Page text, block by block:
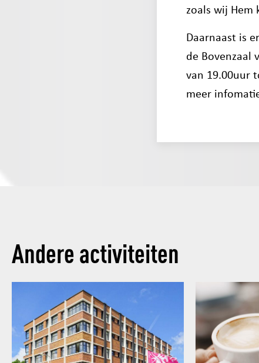
zoals wij Hem
Daarnaast is
de Bovenzaal
van 19.00uur
meer
Andere activiteiten